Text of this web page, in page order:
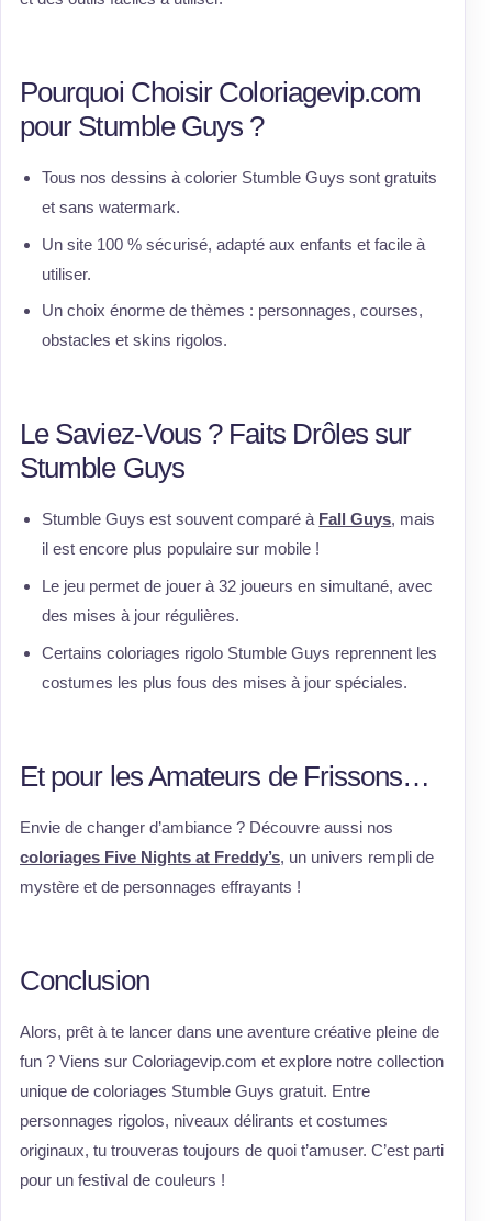
Pourquoi Choisir Coloriagevip.com
pour Stumble Guys ?
Tous nos dessins à colorier Stumble Guys sont gratuits
et sans watermark.
Un site 100 % sécurisé, adapté aux enfants et facile à
utiliser.
Un choix énorme de thèmes : personnages, courses,
obstacles et skins rigolos.
Le Saviez-Vous ? Faits Drôles sur
Stumble Guys
Stumble Guys est souvent comparé à Fall Guys, mais
il est encore plus populaire sur mobile !
Le jeu permet de jouer à 32 joueurs en simultané, avec
des mises à jour régulières.
Certains coloriages rigolo Stumble Guys reprennent les
costumes les plus fous des mises à jour spéciales.
Et pour les Amateurs de Frissons…
Envie de changer d’ambiance ? Découvre aussi nos
coloriages Five Nights at Freddy’s, un univers rempli de
mystère et de personnages effrayants !
Conclusion
Alors, prêt à te lancer dans une aventure créative pleine de
fun ? Viens sur Coloriagevip.com et explore notre collection
unique de coloriages Stumble Guys gratuit. Entre
personnages rigolos, niveaux délirants et costumes
originaux, tu trouveras toujours de quoi t’amuser. C’est parti
pour un festival de couleurs !